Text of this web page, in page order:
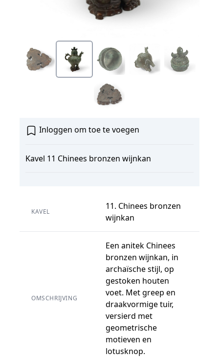
Inloggen om toe te voegen
Kavel 11 Chinees bronzen wijnkan
KAVEL
11. Chinees bronzen
wijnkan
OMSCHRIJVING
Een anitek Chinees
bronzen wijnkan, in
archaïsche stijl, op
gestoken houten
voet. Met greep en
draakvormige tuir,
versierd met
geometrische
motieven en
lotusknop.